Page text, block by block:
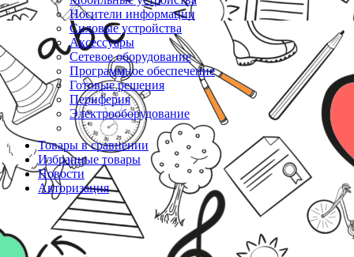
Носители информации
Силовые устройства
Аксессуары
Сетевое оборудование
Программное обеспечение
Готовые решения
Периферия
Электрооборудование
Товары в сравнении
Избранные товары
Новости
Авторизация